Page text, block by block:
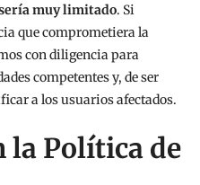
muy limitado. Si
que comprometiera la
con diligencia para
competentes y, de ser
a los usuarios afectados.
la Política de